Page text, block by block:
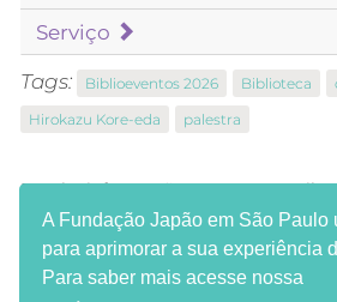
Serviço
Tags: Biblioeventos 2026 Biblioteca
Hirokazu Kore-eda
palestra
Receba informações em seu e-mail:
A Fundação Japão em São Paulo
para aprimorar a sua experiência
Para saber mais acesse nossa